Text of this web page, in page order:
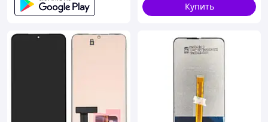
Купить